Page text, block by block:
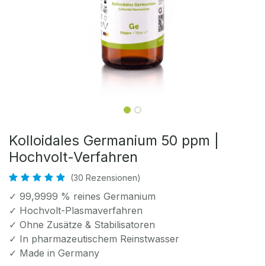
Kolloidales Germanium 50 ppm |
Hochvolt-Verfahren
(30 Rezensionen)
✓ 99,9999 % reines Germanium
✓ Hochvolt-Plasmaverfahren
✓ Ohne Zusätze & Stabilisatoren
✓ In pharmazeutischem Reinstwasser
✓ Made in Germany